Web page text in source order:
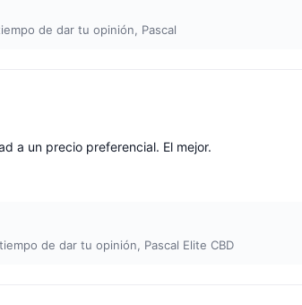
de dar tu opinión, Pascal
a un precio preferencial. El mejor.
de dar tu opinión, Pascal Elite CBD